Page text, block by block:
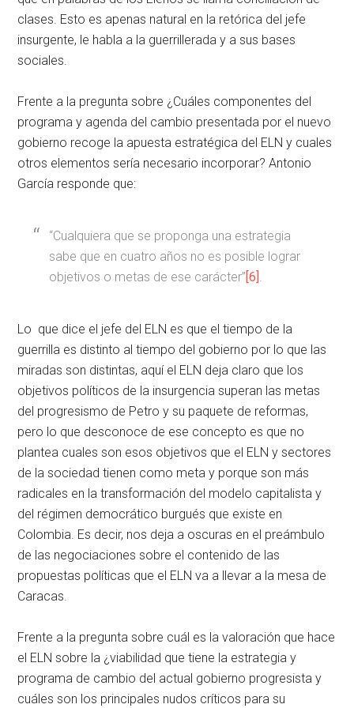
clases. Esto es apenas natural en la retórica del jefe
insurgente, le habla a la guerrillerada y a sus bases
sociales.
Frente a la pregunta sobre ¿Cuáles componentes del
programa y agenda del cambio presentada por el nuevo
gobierno recoge la apuesta estratégica del ELN y cuales
otros elementos sería necesario incorporar? Antonio
García responde que:
“Cualquiera que se proponga una estrategia
sabe que en cuatro años no es posible lograr
objetivos o metas de ese carácter” [6] .
Lo que dice el jefe del ELN es que el tiempo de la
guerrilla es distinto al tiempo del gobierno por lo que las
miradas son distintas, aquí el ELN deja claro que los
objetivos políticos de la insurgencia superan las metas
del progresismo de Petro y su paquete de reformas,
pero lo que desconoce de ese concepto es que no
plantea cuales son esos objetivos que el ELN y sectores
de la sociedad tienen como meta y porque son más
radicales en la transformación del modelo capitalista y
del régimen democrático burgués que existe en
Colombia. Es decir, nos deja a oscuras en el preámbulo
de las negociaciones sobre el contenido de las
propuestas políticas que el ELN va a llevar a la mesa de
Caracas.
Frente a la pregunta sobre cuál es la valoración que hace
el ELN sobre la ¿viabilidad que tiene la estrategia y
programa de cambio del actual gobierno progresista y
cuáles son los principales nudos críticos para su